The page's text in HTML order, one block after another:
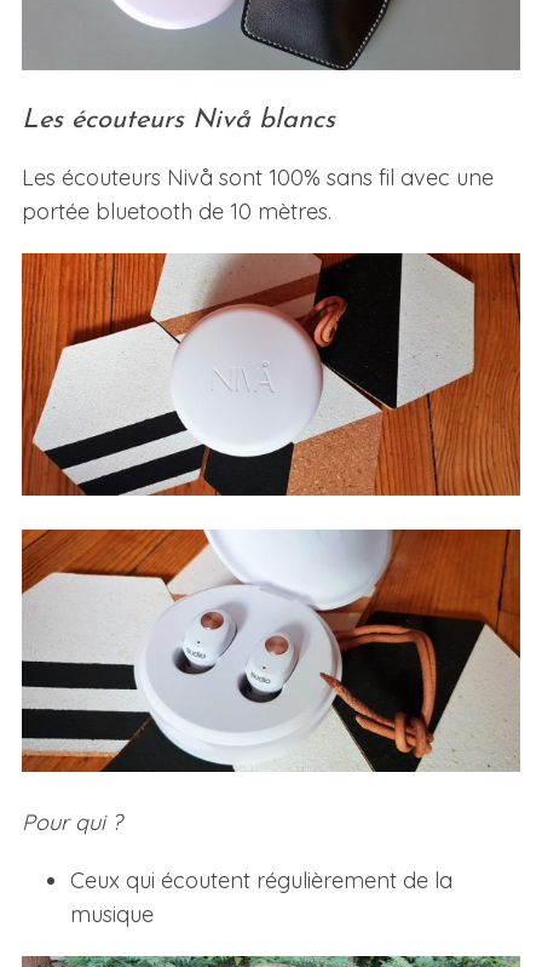
Les écouteurs Nivå blancs
Les écouteurs Nivå sont 100% sans fil avec une
portée bluetooth de 10 mètres.
Pour qui ?
Ceux qui écoutent régulièrement de la
musique